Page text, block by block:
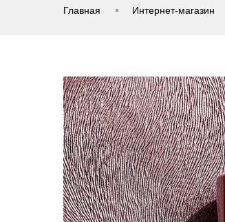
Главная Интернет-магазин